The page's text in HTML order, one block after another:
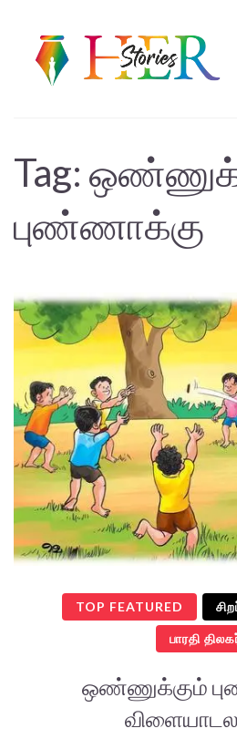
Tag:
புண்ணாக்கு
TOP FEATURED
பாரதி
ஒண்ணுக்கும்